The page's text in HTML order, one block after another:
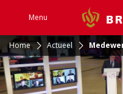
Menu
Home Actueel